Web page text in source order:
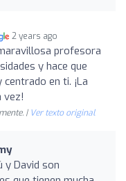
2 years ago
profesora
y hace que
en ti. ¡La
vez!
| Ver texto original
y David son